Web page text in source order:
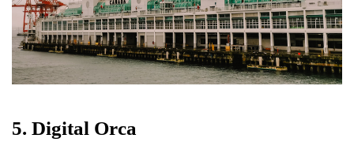
5. Digital Orca